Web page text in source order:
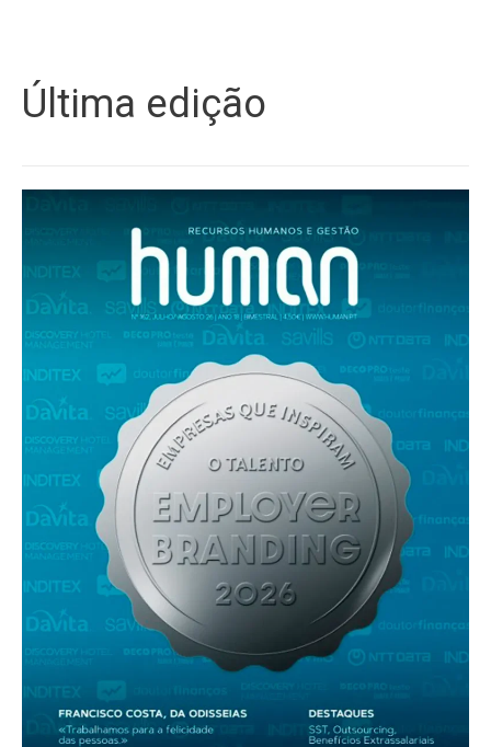
Última edição